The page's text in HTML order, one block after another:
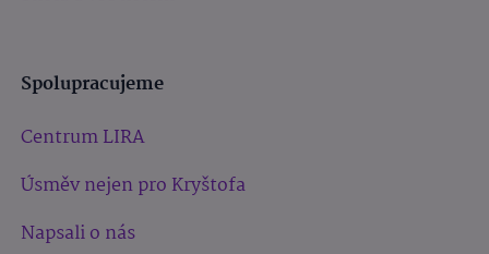
Spolupracujeme
Centrum LIRA
Úsměv nejen pro Kryštofa
Napsali o nás